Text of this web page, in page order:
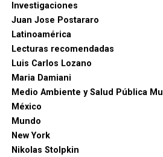
Investigaciones
Juan Jose Postararo
Latinoamérica
Lecturas recomendadas
Luis Carlos Lozano
Maria Damiani
Medio Ambiente y Salud Pública
México
Mundo
New York
Nikolas Stolpkin